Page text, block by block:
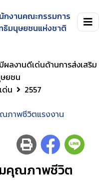
กงานคณะกรรมการ
ธิมนุษยชนแห่งชาติ
ลงานดีเด่นด้านการส่งเสริม
ยชน
ด่น
2557
ภาพชีวิตแรงงาน
มคุณภาพชีวิต